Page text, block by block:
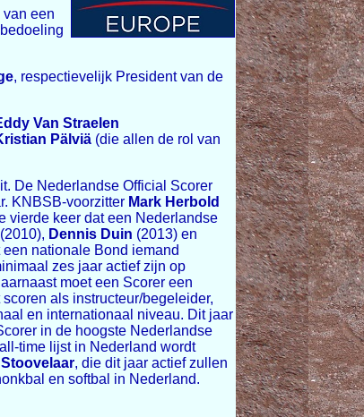
een
, respectievelijk President van de
Van Straelen
Pälviä (die allen de rol van
De Nederlandse Official Scorer
KNBSB-voorzitter Mark Herbold
vierde keer dat een Nederlandse
(2010), Dennis Duin (2013) en
nationale Bond iemand
zes jaar actief zijn op
moet een Scorer een
als instructeur/begeleider,
en internationaal niveau. Dit jaar
in de hoogste Nederlandse
time lijst in Nederland wordt
Stoovelaar, die dit jaar actief zullen
en softbal in Nederland.